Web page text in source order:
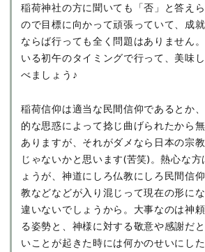
稲荷神社の方に聞いても「否」と答え
ので目標に向かって頑張っていて、成
ならば行っても全く問題はありません
いる初午のタイミングで行って、美味
べましょう♪
稲荷信仰は適当な民間信仰であるとか
的な思惑によって捻じ曲げられたから
ありますが、それがダメなら日本の宗
じゃないかと思います(苦笑)。熱心な方
ょうが、神道にしろ仏教にしろ民間信
教などなどが入り混じって現在の形に
違いないでしょうから。大事なのは神
る姿勢と、神様に対する敬意や感謝だ
いことが起きた時には何かのせいにし